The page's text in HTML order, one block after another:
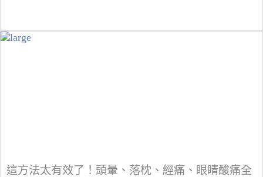
這方法太有效了！頭暈、落枕、經痛、眼睛酸痛全